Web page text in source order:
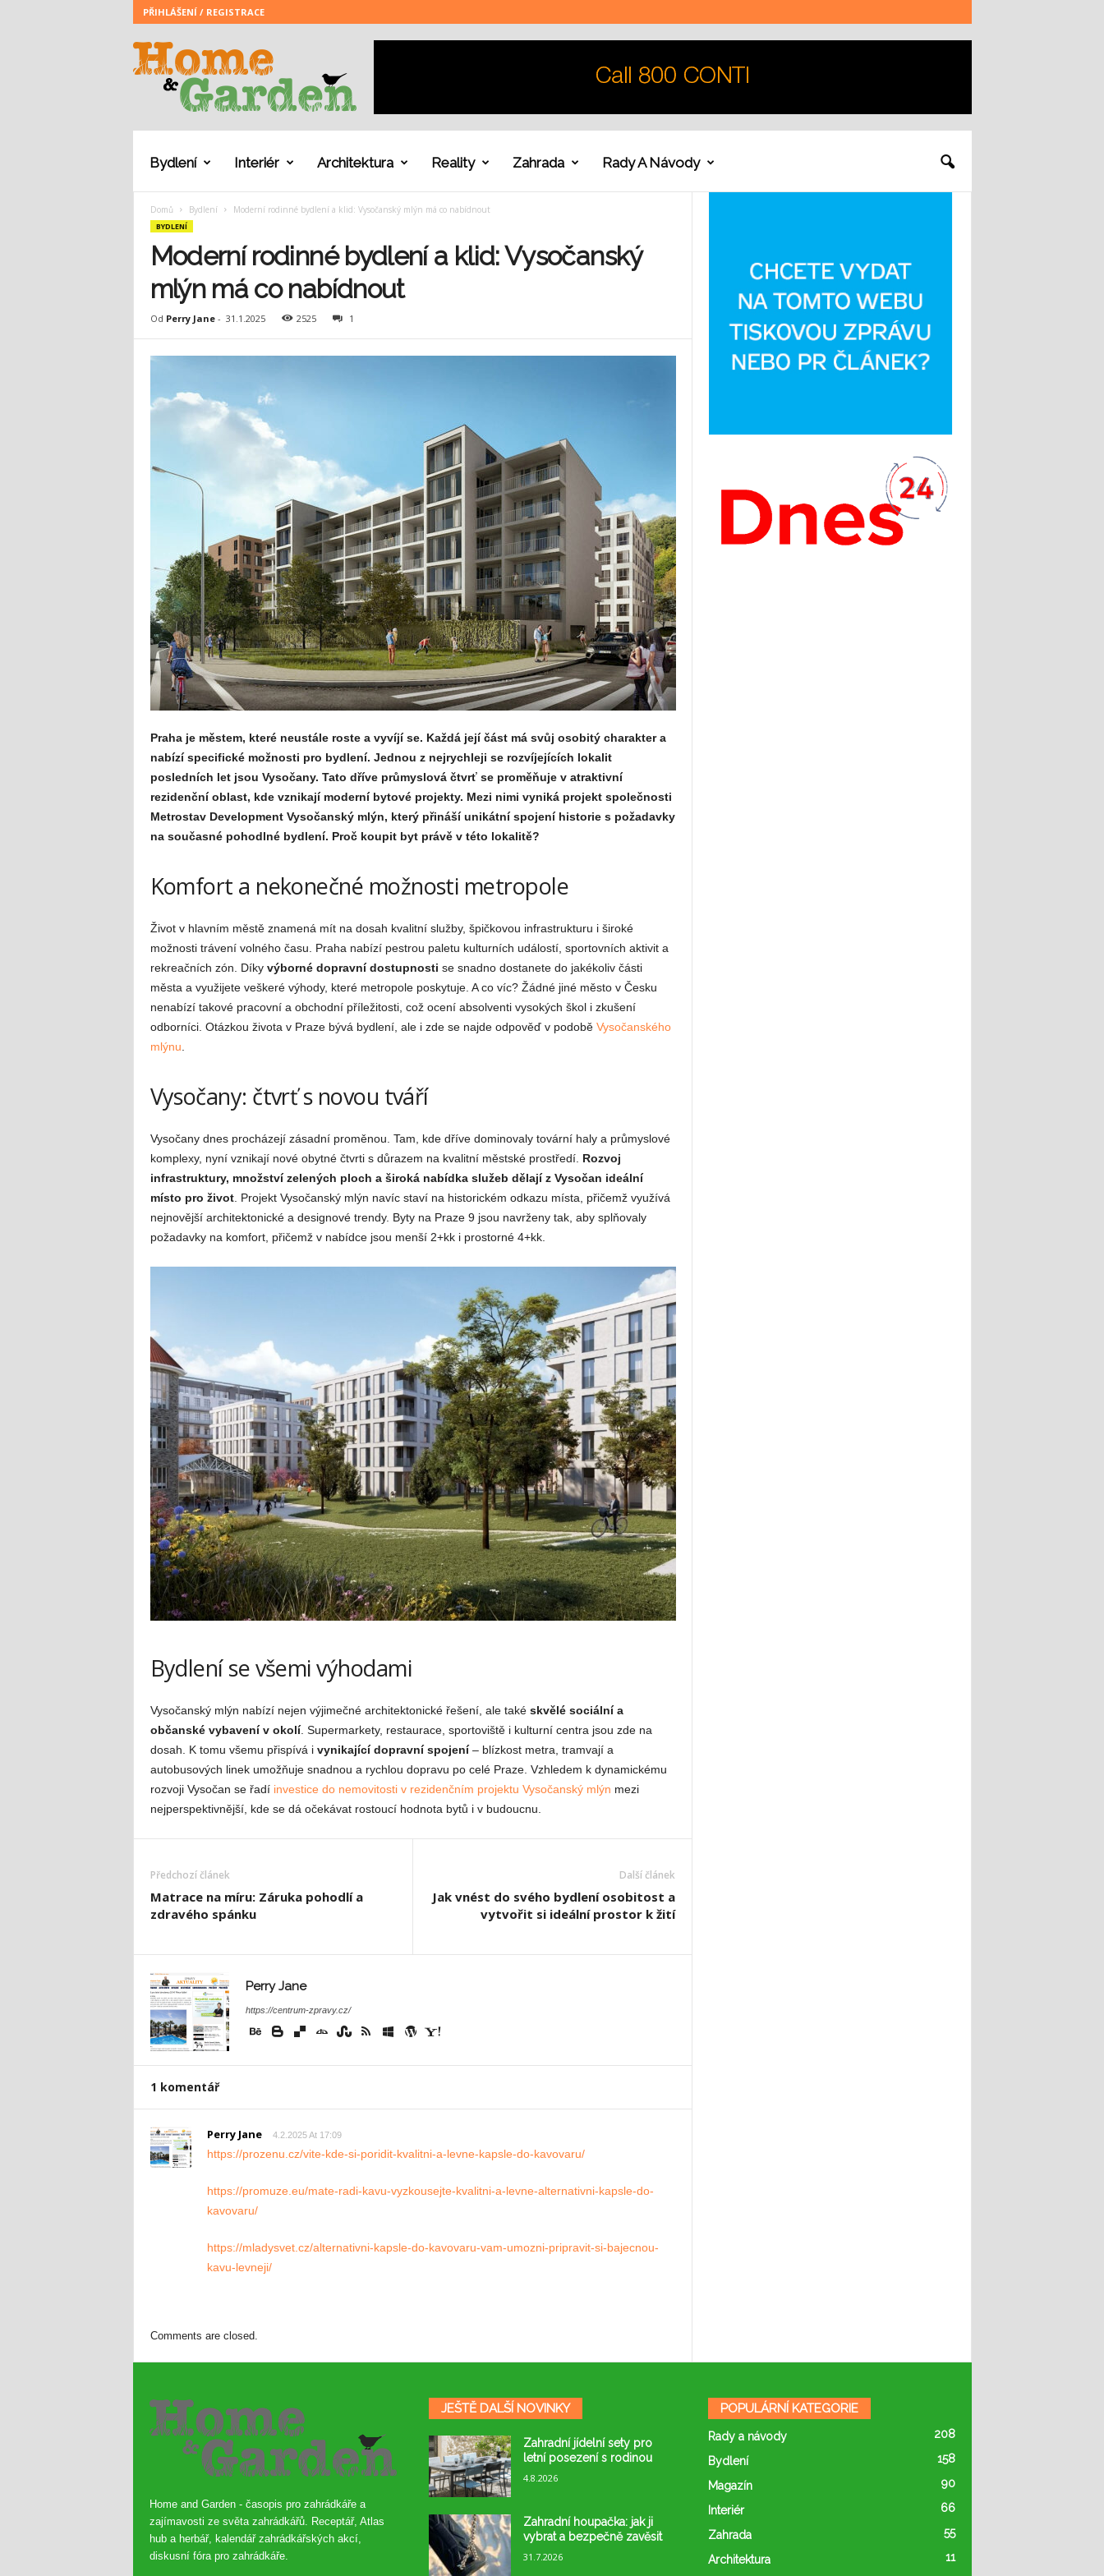
PŘIHLÁŠENÍ / REGISTRACE
m
r
Bydlení Interiér Architektura Reality Zahrada Rady A Návody
Domů Bydlení Moderní rodinné bydlení a klid: Vysočanský mlýn má co nabídnout
BYDLENÍ
Moderní rodinné bydlení a klid: Vysočanský
mlýn má co nabídnout
Od Perry Jane- 31.1.2025 2525 1
Praha je městem, které neustále roste a vyvíjí se. Každá její část má svůj osobitý charakter a
nabízí specifické možnosti pro bydlení. Jednou z nejrychleji se rozvíjejících lokalit
posledních let jsou Vysočany. Tato dříve průmyslová čtvrť se proměňuje v atraktivní
rezidenční oblast, kde vznikají moderní bytové projekty. Mezi nimi vyniká projekt společnosti
Metrostav Development Vysočanský mlýn, který přináší unikátní spojení historie s požadavky
na současné pohodlné bydlení. Proč koupit byt právě v této lokalitě?
Komfort a nekonečné možnosti metropole
Život v hlavním městě znamená mít na dosah kvalitní služby, špičkovou infrastrukturu i široké
možnosti trávení volného času. Praha nabízí pestrou paletu kulturních událostí, sportovních aktivit a
rekreačních zón. Díky výborné dopravní dostupnosti se snadno dostanete do jakékoliv části
města a využijete veškeré výhody, které metropole poskytuje. A co víc? Žádné jiné město v Česku
nenabízí takové pracovní a obchodní příležitosti, což ocení absolventi vysokých škol i zkušení
odborníci. Otázkou života v Praze bývá bydlení, ale i zde se najde odpověď v podobě Vysočanského
mlýnu
Vysočany: čtvrť s novou tváří
Vysočany dnes procházejí zásadní proměnou. Tam, kde dříve dominovaly tovární haly a průmyslové
komplexy, nyní vznikají nové obytné čtvrti s důrazem na kvalitní městské prostředí. Rozvoj
infrastruktury, množství zelených ploch a široká nabídka služeb dělají z Vysočan ideální
místo pro život. Projekt Vysočanský mlýn navíc staví na historickém odkazu místa, přičemž využívá
nejnovější architektonické a designové trendy. Byty na Praze 9 jsou navrženy tak, aby splňovaly
požadavky na komfort, přičemž v nabídce jsou menší 2+kk i prostorné 4+kk.
Bydlení se všemi výhodami
Vysočanský mlýn nabízí nejen výjimečné architektonické řešení, ale také skvělé sociální a
občanské vybavení v okolí. Supermarkety, restaurace, sportoviště i kulturní centra jsou zde na
dosah. K tomu všemu přispívá i vynikající dopravní spojení– blízkost metra, tramvají a
autobusových linek umožňuje snadnou a rychlou dopravu po celé Praze. Vzhledem k dynamickému
rozvoji Vysočan se řadí investice do nemovitosti v rezidenčním projektu Vysočanský mlýn mezi
nejperspektivnější, kde se dá očekávat rostoucí hodnota bytů i v budoucnu.
Předchozí článek
Matrace na míru: Záruka pohodlí a
zdravého spánku
Další článek
Jak vnést do svého bydlení osobitost a
vytvořit si ideální prostor k žití
Perry Jane
https://centrum-zpravy.cz/
1 komentář
Perry Jane 4.2.2025 At 17:09
https://prozenu.cz/vite-kde-si-poridit-kvalitni-a-levne-kapsle-do-kavovaru/
https://promuze.eu/mate-radi-kavu-vyzkousejte-kvalitni-a-levne-alternativni-kapsle-do-
kavovaru/
https://mladysvet.cz/alternativni-kapsle-do-kavovaru-vam-umozni-pripravit-si-bajecnou-
kavu-levneji/
Comments are closed.
Home and Garden - časopis pro zahrádkáře a
zajímavosti ze světa zahrádkářů. Receptář, Atlas
hub a herbář, kalendář zahrádkářských akcí,
diskusní fóra pro zahrádkáře.
JEŠTĚ DALŠÍ NOVINKY
Zahradní jídelní sety pro
letní posezení s rodinou
4.8.2026
Zahradní houpačka: jak ji
vybrat a bezpečně zavěsit
31.7.2026
POPULÁRNÍ KATEGORIE
Rady a návody 208
Bydlení 158
Magazín 90
Interiér 66
Zahrada 55
Architektura
11